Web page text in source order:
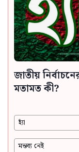
জাতীয়
মতামত কী?
হ্যাঁ
মন্তব্য নেই